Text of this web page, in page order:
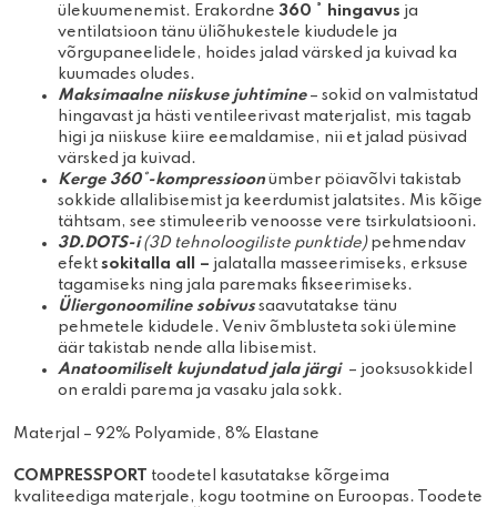
ülekuumenemist. Erakordne360 ° hingavus ja
ventilatsioon tänu üliõhukestele kiududele ja
võrgupaneelidele, hoides jalad värsked ja kuivad ka
kuumades oludes.
Maksimaalne niiskuse juhtimine– sokid on valmistatud
hingavast ja hästi ventileerivast materjalist, mis tagab
higi ja niiskuse kiire eemaldamise, nii et jalad püsivad
värsked ja kuivad.
Kerge 360°-kompressioon ümber pöiavõlvi takistab
sokkide allalibisemist ja keerdumist jalatsites. Mis kõige
tähtsam, see stimuleerib venoosse vere tsirkulatsiooni.
3D.DOTS-i(3D tehnoloogiliste punktide)pehmendav
efektsokitalla all – jalatalla masseerimiseks, erksuse
tagamiseks ning jala paremaks fikseerimiseks.
Üliergonoomiline sobivus saavutatakse tänu
pehmetele kidudele. Veniv õmblusteta soki ülemine
äär takistab nende alla libisemist.
Anatoomiliselt kujundatud jala järgi – jooksusokkidel
on eraldi parema ja vasaku jala sokk.
Materjal – 92% Polyamide, 8% Elastane
COMPRESSPORT
toodetel kasutatakse kõrgeima
kvaliteediga materjale, kogu tootmine on Euroopas. Toodete